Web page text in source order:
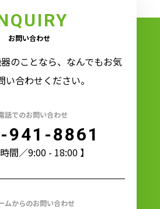
お問い合わせ
のことなら、なんでもお気
い合わせください。
話でのお問い合わせ
941-8861
時間／9:00 - 18:00 】
ムからのお問い合わせ